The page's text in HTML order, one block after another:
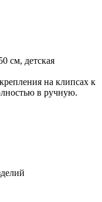
см, детская
на клипсах к
в ручную.